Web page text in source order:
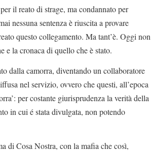
il reato di strage, ma condannato per
nessuna sentenza è riuscita a provare
questo collegamento. Ma tant’è. Oggi non
e la cronaca di quello che è stato.
dalla camorra, diventando un collaboratore
nel servizio, ovvero che questi, all’epoca
per costante giurisprudenza la verità della
in cui é stata divulgata, non potendo
di Cosa Nostra, con la mafia che così,